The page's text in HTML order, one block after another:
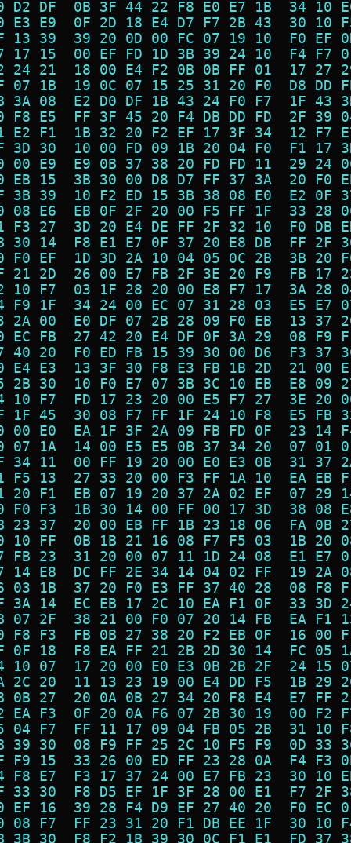
D2 DF  0B 3F 44 22 F8 E0 E7 1B  34
E3 E9  0F 2D 18 E4 D7 F7 2B 43  30
13 39  39 20 0D 00 FC 07 19 10  F0
17 15  00 EF FD 1D 3B 39 24 10  F4
24 21  18 00 E4 F2 0B 0B FF 01  17
07 1B  19 0C 07 15 25 31 20 F0  D8
3A 08  E2 D0 DF 1B 43 24 F0 F7  1F
F8 E5  FF 3F 45 20 F4 DB DD FD  2F
E2 F1  1B 32 20 F2 EF 17 3F 34  12
3D 30  10 00 FD 09 1B 20 04 F0  F1
00 E9  E9 0B 37 38 20 FD FD 11  29
EB 15  3B 30 00 D8 D7 FF 37 3A  20
3B 39  10 F2 ED 15 3B 38 08 E0  E2
08 E6  EB 0F 2F 20 00 F5 FF 1F  33
F3 27  3D 20 E4 DE FF 2F 32 10  F0
30 14  F8 E1 E7 0F 37 20 E8 DB  FF
F0 EF  1D 3D 2A 10 04 05 0C 2B  3B
21 2D  26 00 E7 FB 2F 3E 20 F9  FB
10 F7  03 1F 28 20 00 E8 F7 17  3A
F9 1F  34 24 00 EC 07 31 28 03  E5
2A 00  E0 DF 07 2B 28 09 F0 EB  13
EC FB  27 42 20 E4 DF 0F 3A 29  08
40 20  F0 ED FB 15 39 30 00 D6  F3
E4 E3  13 3F 30 F8 E3 FB 1B 2D  21
2B 30  10 F0 E7 07 3B 3C 10 EB  E8
10 F7  FD 17 23 20 00 E5 F7 27  3E
1F 45  30 08 F7 FF 1F 24 10 F8  E5
00 E0  EA 1F 3F 2A 09 FB FD 0F  23
07 1A  14 00 E5 E5 0B 37 34 20  07
34 11  00 FF 19 20 00 E0 E3 0B  31
F5 13  27 33 20 00 F3 FF 1A 10  EA
20 F1  EB 07 19 20 37 2A 02 EF  07
F0 F3  1B 30 14 00 FF 00 17 3D  38
23 37  20 00 EB FF 1B 23 18 06  FA
10 FF  0B 1B 21 16 08 F7 F5 03  1B
FB 23  31 20 00 07 11 1D 24 08  E1
14 E8  DC FF 2E 34 14 04 02 FF  19
03 1B  37 20 F0 E3 FF 37 40 28  08
3A 14  EC EB 17 2C 10 EA F1 0F  33
07 2F  38 21 00 F0 07 20 14 FB  EA
F8 F3  FB 0B 27 38 20 F2 EB 0F  16
0F 18  F8 EA FF 21 2B 2D 30 14  FC
10 07  17 20 00 E0 E3 0B 2B 2F  24
2C 20  11 13 23 19 00 E4 DD F5  1B
0B 27  20 0A 0B 27 34 20 F8 E4  E7
EA F3  0F 20 0A F6 07 2B 30 19  00
04 F7  FF 11 17 09 04 FB 05 2B  31
39 30  08 F9 FF 25 2C 10 F5 F9  0D
F9 15  33 26 00 ED FF 23 28 0A  F4
F8 E7  F3 17 37 24 00 E7 FB 23  30
33 30  F8 D5 EF 1F 3F 28 00 E1  F7
EF 16  39 28 F4 D9 EF 27 40 20  F0
08 F7  FF 23 31 20 F1 DB EE 1F  30
3B 30  F8 F2 1B 39 30 0C F1 E1  FD